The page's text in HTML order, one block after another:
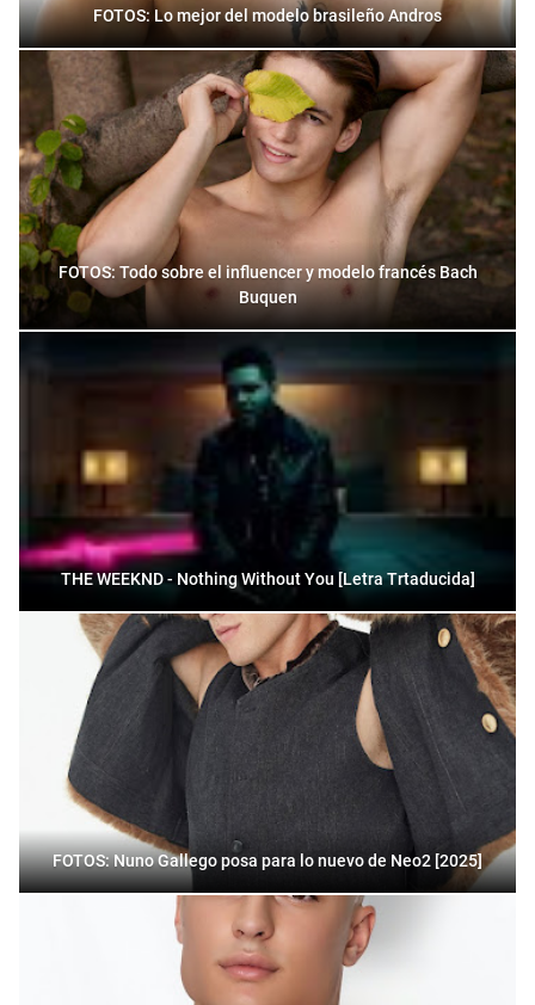
FOTOS: Lo mejor del modelo brasileño Andros
FOTOS: Todo sobre el influencer y modelo francés Bach
Buquen
THE WEEKND - Nothing Without You [Letra Trtaducida]
FOTOS: Nuno Gallego posa para lo nuevo de Neo2 [2025]